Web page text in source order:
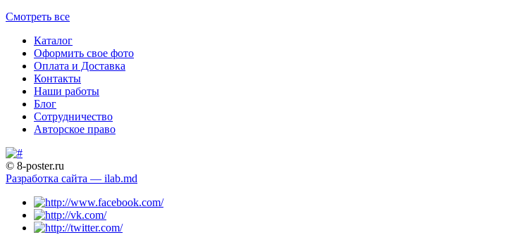
Смотреть все
Каталог
Оформить свое фото
Оплата и Доставка
Контакты
Наши работы
Блог
Сотрудничество
Авторское право
© 8-poster.ru
Разработка сайта — ilab.md